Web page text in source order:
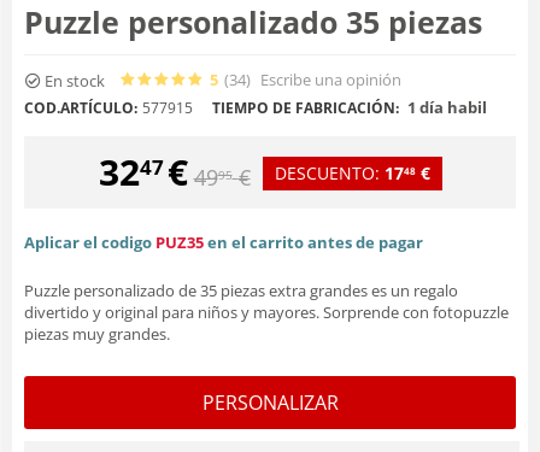
Puzzle personalizado 35 piezas
En stock 5 (34) Escribe una opinión
COD.ARTÍCULO: 577915 TIEMPO DE FABRICACIÓN: 1 día habil
3247€ 4995 € DESCUENTO: 1748 €
Aplicar el codigo PUZ35en el carrito antes de pagar
Puzzle personalizado de 35 piezas extra grandes es un regalo
divertido y original para niños y mayores. Sorprende con fotopuzzle
piezas muy grandes.
PERSONALIZAR